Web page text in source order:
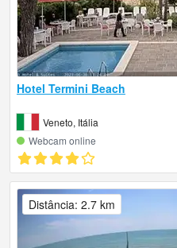
Hotel Termini Beach
Veneto, Itália
Webcam online
Distância: 2.7 km